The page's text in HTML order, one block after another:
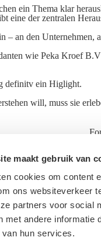
maakt gebruik van
cookies om content
ons websiteverkeer
partners voor social
met andere informatie
van hun services.
ein Thema klar
eine der zentralen
– an den Unternehmen,
wie Peka Kroef B.V
definitv ein Higlight.
will, muss sie